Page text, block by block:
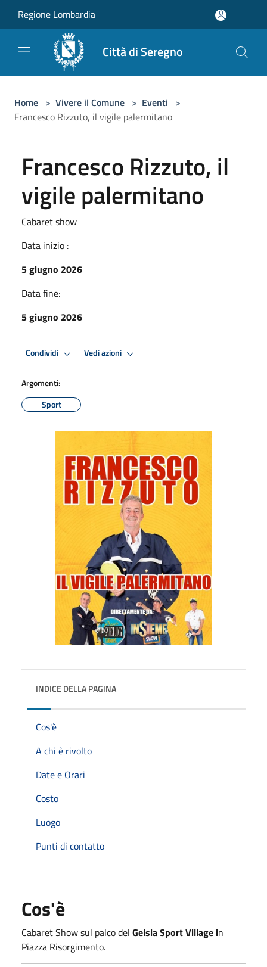
Regione Lombardia
Città di Seregno
Home > Vivere il Comune > Eventi >
Francesco Rizzuto, il vigile palermitano
Francesco Rizzuto, il
vigile palermitano
Cabaret show
Data inizio :
5 giugno 2026
Data fine:
5 giugno 2026
Condividi Vedi azioni
Argomenti:
Sport
INDICE DELLA PAGINA
Cos'è
A chi è rivolto
Date e Orari
Costo
Luogo
Punti di contatto
Cos'è
Cabaret Show sul palco del Gelsia Sport Village in
Piazza Risorgimento.